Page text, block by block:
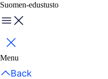
Suomen-edustusto
Menu
Sulje
Menu
Back